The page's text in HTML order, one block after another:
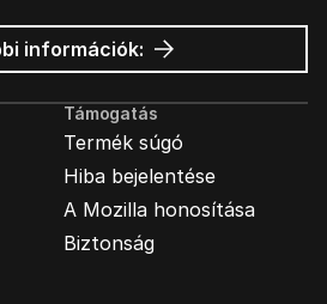
információk: Mozilla
hirdetések
Támogatás
Termék súgó
Hiba bejelentése
A Mozilla honosítása
Biztonság